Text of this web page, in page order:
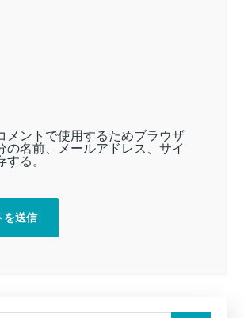
メントで使用するためブラウザ
の名前、メールアドレス、サイ
する。